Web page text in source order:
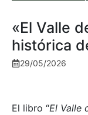
«El Valle
histórica
29/05/2026
El libro “El Valle